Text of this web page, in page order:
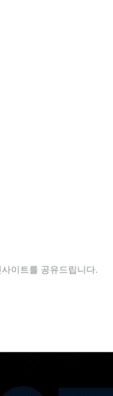
이트를 공유드립니다.